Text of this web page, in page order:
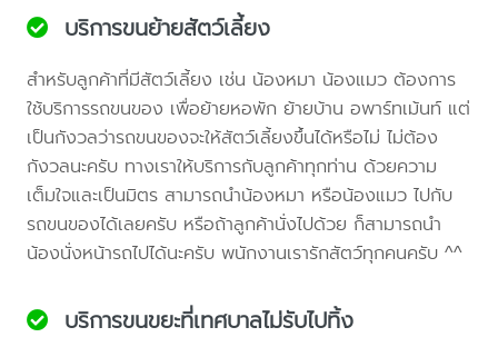
บริการขนย้ายสัตว์เลี้ยง
สำหรับลูกค้าที่มีสัตว์เลี้ยง เช่น น้องหมา น้องแมว ต้องการ
ใช้บริการรถขนของ เพื่อย้ายหอพัก ย้ายบ้าน อพาร์ทเม้นท์ แต่
เป็นกังวลว่ารถขนของจะให้สัตว์เลี้ยงขึ้นได้หรือไม่ ไม่ต้อง
กังวลนะครับ ทางเราให้บริการกับลูกค้าทุกท่าน ด้วยความ
เต็มใจและเป็นมิตร สามารถนำน้องหมา หรือน้องแมว ไปกับ
รถขนของได้เลยครับ หรือถ้าลูกค้านั่งไปด้วย ก็สามารถนำ
น้องนั่งหน้ารถไปได้นะครับ พนักงานเรารักสัตว์ทุกคนครับ ^^
บริการขนขยะที่เทศบาลไม่รับไปทิ้ง